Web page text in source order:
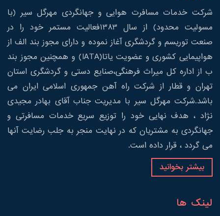
شرکت خدمات مسافرت هوایی و جهانگردی مهرگل سیر (با
مسولیت محدود) از سال 1383فعالیت مستمر خود را در
صنعت توریسم و گردشگری آغاز نموده و دارای مجوز بند الف از
هواپیمایی کشوری و عضویت یاتا(IATA) و همچنین مجوز بند
ب از اداره کل میراث فرهنگی،صنایع دستی و گردشگری استان
تهران و قطار از شرکت راه آهن جمهوری اسلامی ایران می
باشد.شرکت مهرگل سیر با مدیریت جناب آقای بهادر مجیدی
نژاد ، هدف نهایی خود را توزیع سریع خدمات مسافرتی و
جهانگردی به مشتریان که در نهایت منجر به جلب رضایت آنها
می گردد ، قرار داده است.
بیشتر بخوانید
لینک ها